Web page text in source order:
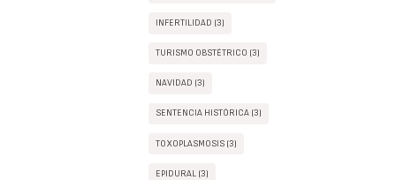
INFERTILIDAD (3)
TURISMO OBSTÉTRICO (3)
NAVIDAD (3)
SENTENCIA HISTÓRICA (3)
TOXOPLASMOSIS (3)
EPIDURAL (3)